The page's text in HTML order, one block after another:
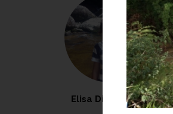
Elisa Diaz Garcia